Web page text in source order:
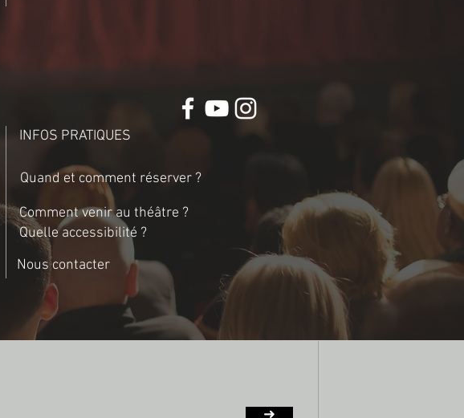
INFOS PRATIQUES
Quand et comment réserver ?
Comment venir au théâtre ?
Quelle accessibilité ?
Nous contacter